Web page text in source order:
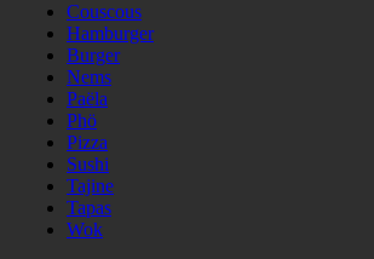
Couscous
Hamburger
Burger
Nems
Paëla
Phö
Pizza
Sushi
Tajine
Tapas
Wok